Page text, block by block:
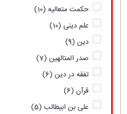
حکمت متعالیه (10)
علم دینی (10)
دین (9)
صدر المتالهین (7)
تفقه در دین (6)
قرآن (6)
علی بن ابیطالب (5)